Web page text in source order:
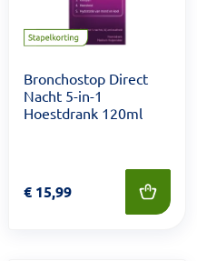
Bronchostop Direct
Nacht 5-in-1
Hoestdrank 120ml
Prijs: € 15,99
€ 15,99